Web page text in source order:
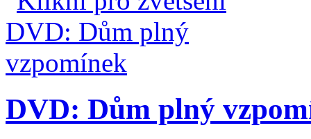
DVD: Dům plný